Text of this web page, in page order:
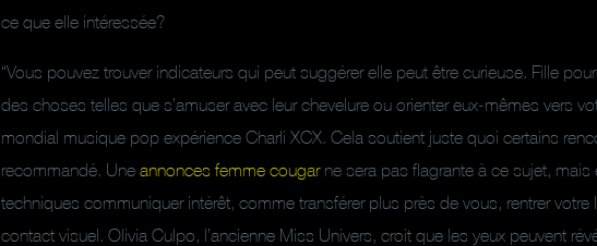
ce que elle intéressée?
“Vous pouvez trouver indicateurs qui peut suggérer elle peut être curieuse. Fille
des choses telles que s’amuser avec leur chevelure ou orienter eux-mêmes vers
mondial musique pop expérience Charli XCX. Cela soutient juste quoi certains
recommandé. Une annonces femme cougarne sera pas flagrante à ce sujet, mais
techniques communiquer intérêt, comme transférer plus près de vous, rentrer
contact visuel. Olivia Culpo, l’ancienne Miss Univers, croit que les yeux peuvent